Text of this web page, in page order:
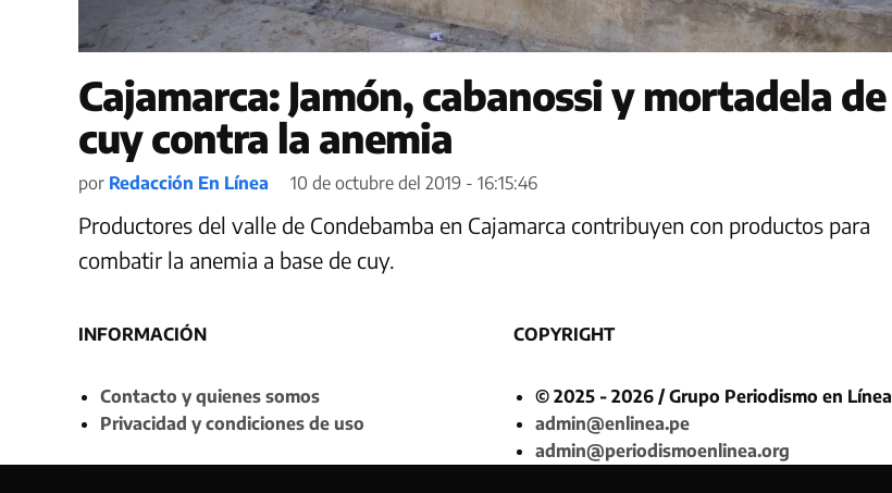
Cajamarca: Jamón, cabanossi y mortadela de
cuy contra la anemia
por Redacción En Línea 10 de octubre del 2019 - 16:15:46
Productores del valle de Condebamba en Cajamarca contribuyen con productos para
combatir la anemia a base de cuy.
INFORMACIÓN
Contacto y quienes somos
Privacidad y condiciones de uso
COPYRIGHT
© 2025 - 2026 / Grupo Periodismo en Línea
admin@enlinea.pe
admin@periodismoenlinea.org